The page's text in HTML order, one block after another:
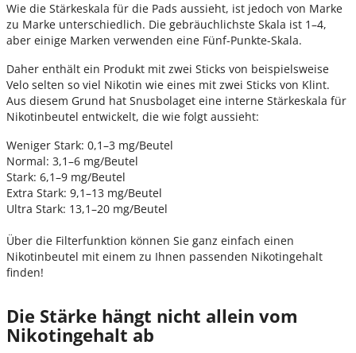
Wie die Stärkeskala für die Pads aussieht, ist jedoch von Marke
zu Marke unterschiedlich. Die gebräuchlichste Skala ist 1–4,
aber einige Marken verwenden eine Fünf-Punkte-Skala.
Daher enthält ein Produkt mit zwei Sticks von beispielsweise
Velo selten so viel Nikotin wie eines mit zwei Sticks von Klint.
Aus diesem Grund hat Snusbolaget eine interne Stärkeskala für
Nikotinbeutel entwickelt, die wie folgt aussieht:
Weniger Stark: 0,1–3 mg/Beutel
Normal: 3,1–6 mg/Beutel
Stark: 6,1–9 mg/Beutel
Extra Stark: 9,1–13 mg/Beutel
Ultra Stark: 13,1–20 mg/Beutel
Über die Filterfunktion können Sie ganz einfach einen
Nikotinbeutel mit einem zu Ihnen passenden Nikotingehalt
finden!
Die Stärke hängt nicht allein vom
Nikotingehalt ab